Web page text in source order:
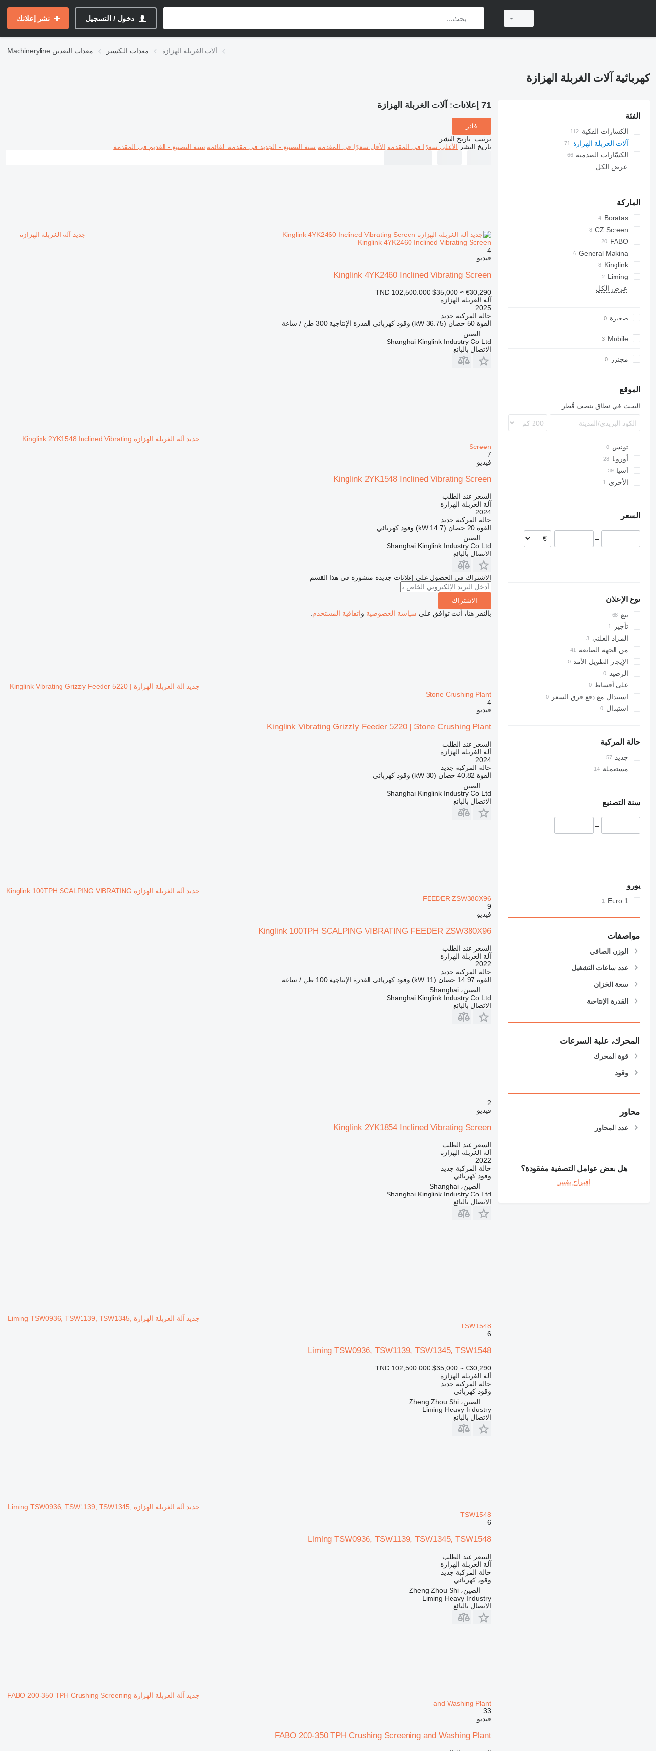
دخول / التسجيل نشر إعلانك
Machineryline معدات التعدين معدات التكسير آلات الغربلة الهزازة
كهربائية آلات الغربلة الهزازة
الفئة
الكسارات الفكية
آلات الغربلة الهزازة
الكسّارات الصدمية
كسارات تصادمية بعمود دوار أفقي
عرض الكل
الماركة
Boratas
CZ Screen
FABO
Fullstar
MCK
ME
PRO
General Makina
Kinglink
ZSW
Liming
R-series
عرض الكل
صغيرة
Mobile
مجنزر
الموقع
البحث في نطاق بنصف قُطر
تونس
أوروبا
هولندا
فرنسا
رومانيا
آسيا
تركيا
الأخرى
السعر
–
نوع الإعلان
بيع
تأجير
المزاد العلني
من الجهة الصانعة
الإيجار الطويل الأمد
الرصيد
على أقساط
استبدال مع دفع فرق السعر
استبدال
حالة المركبة
جديد
مستعملة
سنة التصنيع
–
يورو
Euro 1
مواصفات
الوزن الصافي
عدد ساعات التشغيل
سعة الخزان
القدرة الإنتاجية
المحرك، علبة السرعات
قوة المحرك
وقود
محاور
عدد المحاور
هل بعض عوامل التصفية مفقودة؟
اقتراح تغيير
71 إعلانات: آلات الغربلة الهزازة
فلتر
ترتيب: تاريخ النشر
تاريخ النشر الأعلى سعرًا في المقدمة الأقل سعرًا في المقدمة سنة التصنيع - الجديد في مقدمة القائمة سنة التصنيع - القديم في المقدمة
جديد آلة الغربلة الهزازة
Kinglink 4YK2460 Inclined Vibrating Screen
4
فيديو
Kinglink 4YK2460 Inclined Vibrating Screen
TND 102,500.000 $35,000 ≈ €30,290
آلة الغربلة الهزازة
2025
حالة المركبة جديد
القوة 50 حصان (36.75 kW) وقود كهربائي القدرة الإنتاجية 300 طن / ساعة
الصين
Shanghai Kinglink Industry Co Ltd
الاتصال بالبائع
جديد آلة الغربلة الهزازة Kinglink 2YK1548 Inclined Vibrating
Screen
7
فيديو
Kinglink 2YK1548 Inclined Vibrating Screen
السعر عند الطلب
آلة الغربلة الهزازة
2024
حالة المركبة جديد
القوة 20 حصان (14.7 kW) وقود كهربائي
الصين
Shanghai Kinglink Industry Co Ltd
الاتصال بالبائع
الاشتراك في الحصول على إعلانات جديدة منشورة في هذا القسم
الاشتراك
بالنقر هنا، أنت توافق على سياسة الخصوصية واتفاقية المستخدم
جديد آلة الغربلة الهزازة Kinglink Vibrating Grizzly Feeder 5220 |
Stone Crushing Plant
4
فيديو
Kinglink Vibrating Grizzly Feeder 5220 | Stone Crushing Plant
السعر عند الطلب
آلة الغربلة الهزازة
2024
حالة المركبة جديد
القوة 40.82 حصان (30 kW) وقود كهربائي
الصين
Shanghai Kinglink Industry Co Ltd
الاتصال بالبائع
جديد آلة الغربلة الهزازة Kinglink 100TPH SCALPING VIBRATING
FEEDER ZSW380X96
9
فيديو
Kinglink 100TPH SCALPING VIBRATING FEEDER ZSW380X96
السعر عند الطلب
آلة الغربلة الهزازة
2022
حالة المركبة جديد
القوة 14.97 حصان (11 kW) وقود كهربائي القدرة الإنتاجية 100 طن / ساعة
الصين، Shanghai
Shanghai Kinglink Industry Co Ltd
الاتصال بالبائع
2
فيديو
Kinglink 2YK1854 Inclined Vibrating Screen
السعر عند الطلب
آلة الغربلة الهزازة
2022
حالة المركبة جديد
وقود كهربائي
الصين، Shanghai
Shanghai Kinglink Industry Co Ltd
الاتصال بالبائع
جديد آلة الغربلة الهزازة Liming TSW0936, TSW1139, TSW1345,
TSW1548
6
Liming TSW0936, TSW1139, TSW1345, TSW1548
TND 102,500.000 $35,000 ≈ €30,290
آلة الغربلة الهزازة
حالة المركبة جديد
وقود كهربائي
الصين، Zheng Zhou Shi
Liming Heavy Industry
الاتصال بالبائع
جديد آلة الغربلة الهزازة Liming TSW0936, TSW1139, TSW1345,
TSW1548
6
Liming TSW0936, TSW1139, TSW1345, TSW1548
السعر عند الطلب
آلة الغربلة الهزازة
حالة المركبة جديد
وقود كهربائي
الصين، Zheng Zhou Shi
Liming Heavy Industry
الاتصال بالبائع
جديد آلة الغربلة الهزازة FABO 200-350 TPH Crushing Screening
and Washing Plant
33
فيديو
FABO 200-350 TPH Crushing Screening and Washing Plant